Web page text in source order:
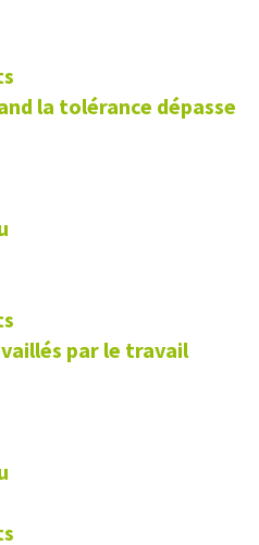
la tolérance dépasse
par le travail